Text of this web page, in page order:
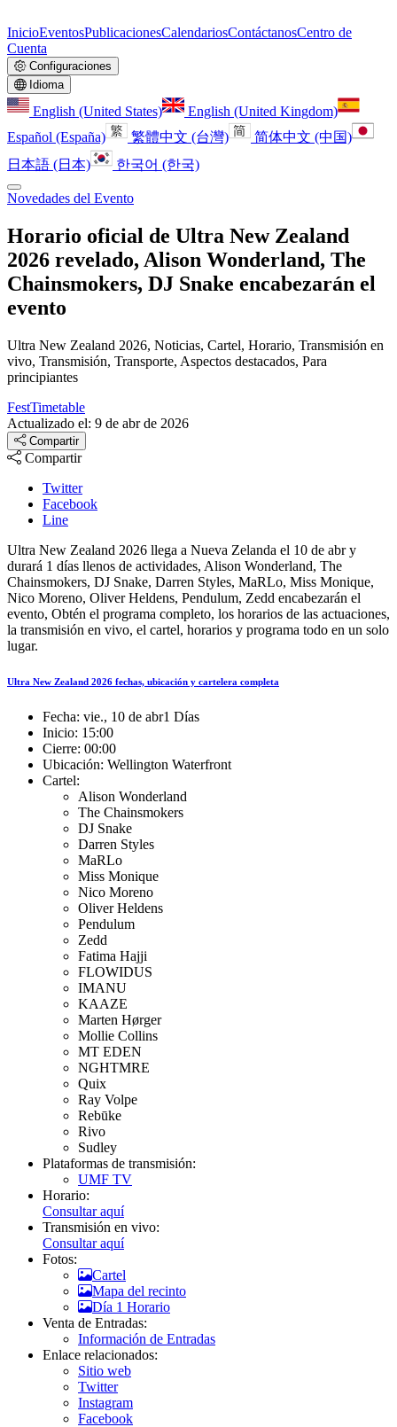
InicioEventosPublicacionesCalendariosContáctanosCentro de
Cuenta
Configuraciones
Idioma
English (United States)
English (United Kingdom)
Español (España)
繁體中文 (台灣)
简体中文 (中国)
日本語 (日本)
한국어 (한국)
Novedades del Evento
Horario oficial de Ultra New Zealand
2026 revelado, Alison Wonderland, The
Chainsmokers, DJ Snake encabezarán el
evento
Ultra New Zealand 2026, Noticias, Cartel, Horario, Transmisión en
vivo, Transmisión, Transporte, Aspectos destacados, Para
principiantes
FestTimetable
Actualizado el: 9 de abr de 2026
Compartir
Compartir
Twitter
Facebook
Line
Ultra New Zealand 2026 llega a Nueva Zelanda el 10 de abr y
durará 1 días llenos de actividades, Alison Wonderland, The
Chainsmokers, DJ Snake, Darren Styles, MaRLo, Miss Monique,
Nico Moreno, Oliver Heldens, Pendulum, Zedd encabezarán el
evento, Obtén el programa completo, los horarios de las actuaciones,
la transmisión en vivo, el cartel, horarios y programa todo en un solo
lugar.
Ultra New Zealand 2026 fechas, ubicación y cartelera completa
Fecha: vie., 10 de abr1 Días
Inicio: 15:00
Cierre: 00:00
Ubicación: Wellington Waterfront
Cartel:
Alison Wonderland
The Chainsmokers
DJ Snake
Darren Styles
MaRLo
Miss Monique
Nico Moreno
Oliver Heldens
Pendulum
Zedd
Fatima Hajji
FLOWIDUS
IMANU
KAAZE
Marten Hørger
Mollie Collins
MT EDEN
NGHTMRE
Quix
Ray Volpe
Rebūke
Rivo
Sudley
Plataformas de transmisión:
UMF TV
Horario:
Consultar aquí
Transmisión en vivo:
Consultar aquí
Fotos:
Cartel
Mapa del recinto
Día 1 Horario
Venta de Entradas:
Información de Entradas
Enlace relacionados:
Sitio web
Twitter
Instagram
Facebook